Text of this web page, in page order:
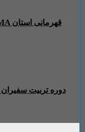
دوره تربیت سفیران